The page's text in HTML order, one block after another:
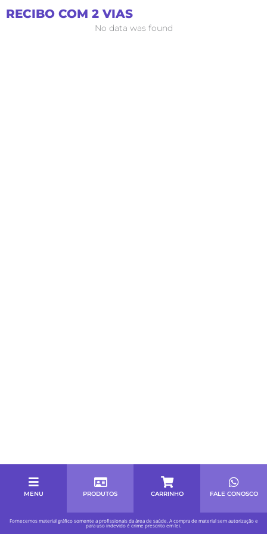
para
RECIBO COM 2 VIAS
No data was found
MENU PRODUTOS CARRINHO FALE CONOSCO
Fornecemos material gráfico somente a profissionais da área de saúde. A compra de material sem autorização e
para uso indevido é crime prescrito em lei.